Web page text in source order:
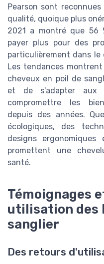
Pearson sont
qualité, quoique plus
2021 a montré que 56
payer plus pour des
particulièrement dans le
Les tendances
cheveux en poil de
et de s'adapter aux
compromettre les
depuis des années.
écologiques, des
designs
promettent une
santé.
Témoignages
utilisation des
sanglier
Des retours